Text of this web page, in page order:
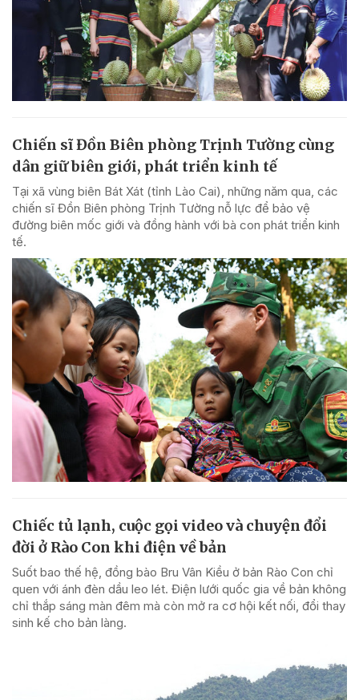
Chiến sĩ Đồn Biên phòng Trịnh Tường cùng
dân giữ biên giới, phát triển kinh tế
Tại xã vùng biên Bát Xát (tỉnh Lào Cai), những năm qua, các
chiến sĩ Đồn Biên phòng Trịnh Tường nỗ lực để bảo vệ
đường biên mốc giới và đồng hành với bà con phát triển kinh
tế.
Chiếc tủ lạnh, cuộc gọi video và chuyện đổi
đời ở Rào Con khi điện về bản
Suốt bao thế hệ, đồng bào Bru Vân Kiều ở bản Rào Con chỉ
quen với ánh đèn dầu leo lét. Điện lưới quốc gia về bản không
chỉ thắp sáng màn đêm mà còn mở ra cơ hội kết nối, đổi thay
sinh kế cho bản làng.